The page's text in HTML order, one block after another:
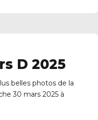
D 2025
belles photos de la
30 mars 2025 à